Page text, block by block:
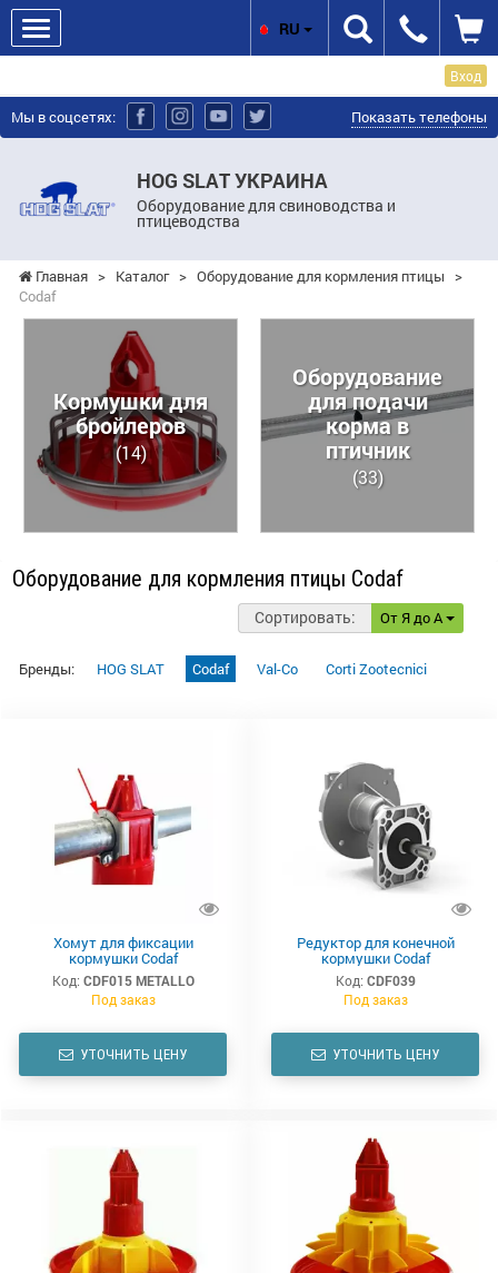
Вход
Мы в соцсетях: Показать телефоны
HOG SLAT УКРАИНА
Оборудование для свиноводства и
птицеводства
RU
Главная > Каталог > Оборудование для кормления птицы
>
Codaf
Кормушки для
бройлеров
(14)
Оборудование
для подачи
корма в
птичник
(33)
Оборудование для кормления птицы Codaf
Сортировать: От Я до А
Бренды: HOG SLAT Codaf Val-Co Corti Zootecnici
Хомут для фиксации
кормушки Codaf
Код: CDF015 METALLO
Под заказ
УТОЧНИТЬ ЦЕНУ
Редуктор для конечной
кормушки Codaf
Код: CDF039
Под заказ
УТОЧНИТЬ ЦЕНУ